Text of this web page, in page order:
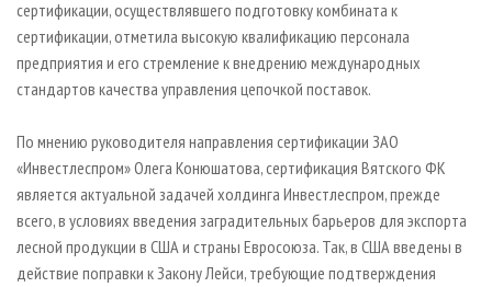
сертификации, осуществлявшего подготовку комбината к
сертификации, отметила высокую квалификацию персонала
предприятия и его стремление к внедрению международных
стандартов качества управления цепочкой поставок.
По мнению руководителя направления сертификации ЗАО
«Инвестлеспром» Олега Конюшатова, сертификация Вятского ФК
является актуальной задачей холдинга Инвестлеспром, прежде
всего, в условиях введения заградительных барьеров для экспорта
лесной продукции в США и страны Евросоюза. Так, в США введены в
действие поправки к Закону Лейси, требующие подтверждения